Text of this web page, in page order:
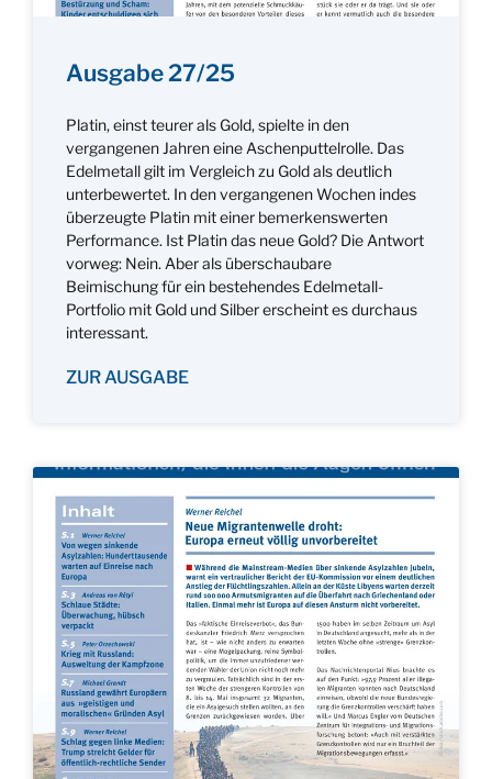
Ausgabe 27/25
Platin, einst teurer als Gold, spielte in den
vergangenen Jahren eine Aschenputtelrolle. Das
Edelmetall gilt im Vergleich zu Gold als deutlich
unterbewertet. In den vergangenen Wochen indes
überzeugte Platin mit einer bemerkenswerten
Performance. Ist Platin das neue Gold? Die Antwort
vorweg: Nein. Aber als überschaubare
Beimischung für ein bestehendes Edelmetall-
Portfolio mit Gold und Silber erscheint es durchaus
interessant.
ZUR AUSGABE